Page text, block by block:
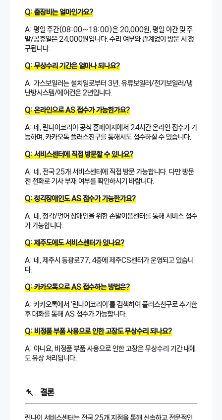
Q: 출장비는 얼마인가요?
A: 평일 주간(08:00~18:00)은 20,000원, 평일 야간 및 주
말/공휴일은 24,000원입니다. 수리 여부와 관계없이 방문 시 청
구됩니다.
Q: 무상수리 기간은 얼마나 되나요?
A: 가스보일러는 설치일로부터 3년, 유류보일러/전기보일러/냉
난방시스템/에어컨은 2년입니다.
Q: 온라인으로 AS 접수가 가능한가요?
A: 네, 린나이코리아 공식 홈페이지에서 24시간 온라인 접수가 가
능하며, 카카오톡 플러스친구를 통해서도 접수하실 수 있습니다.
Q: 서비스센터에 직접 방문할 수 있나요?
A: 네, 전국 25개 서비스센터에 직접 방문 가능합니다. 다만 방문
전 전화로 기사 부재 여부를 확인하시기 바랍니다.
Q: 청각장애인도 AS 접수가 가능한가요?
A: 네, 청각/언어 장애인을 위한 손말이음센터를 통해 서비스 접수
가 가능합니다.
Q: 제주도에도 서비스센터가 있나요?
A: 네, 제주시 동광로77, 4층에 제주CS센터가 운영되고 있습니
다.
Q: 카카오톡으로 AS 접수하는 방법은?
A: 카카오톡에서 ‘린나이코리아’를 검색하여 플러스친구로 추가한
후 대화를 통해 AS 접수가 가능합니다.
Q: 비정품 부품 사용으로 인한 고장도 무상수리 되나요?
A: 아니요, 비정품 부품 사용으로 인한 고장은 무상수리 기간 내에
도 유상 처리됩니다.
결론
린나이 서비스센터는 전국 25개 지점을 통해 신속하고 전문적인